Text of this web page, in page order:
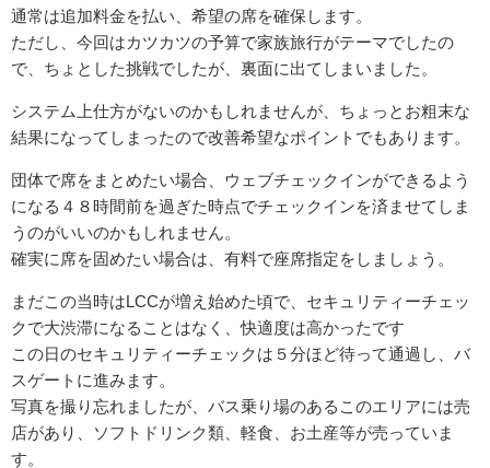
通常は追加料金を払い、希望の席を確保します。
ただし、今回はカツカツの予算で家族旅行がテーマでしたの
で、ちょとした挑戦でしたが、裏面に出てしまいました。
システム上仕方がないのかもしれませんが、ちょっとお粗末な
結果になってしまったので改善希望なポイントでもあります。
団体で席をまとめたい場合、ウェブチェックインができるよう
になる４８時間前を過ぎた時点でチェックインを済ませてしま
うのがいいのかもしれません。
確実に席を固めたい場合は、有料で座席指定をしましょう。
まだこの当時はLCCが増え始めた頃で、セキュリティーチェッ
クで大渋滞になることはなく、快適度は高かったです
この日のセキュリティーチェックは５分ほど待って通過し、バ
スゲートに進みます。
写真を撮り忘れましたが、バス乗り場のあるこのエリアには売
店があり、ソフトドリンク類、軽食、お土産等が売っていま
す。